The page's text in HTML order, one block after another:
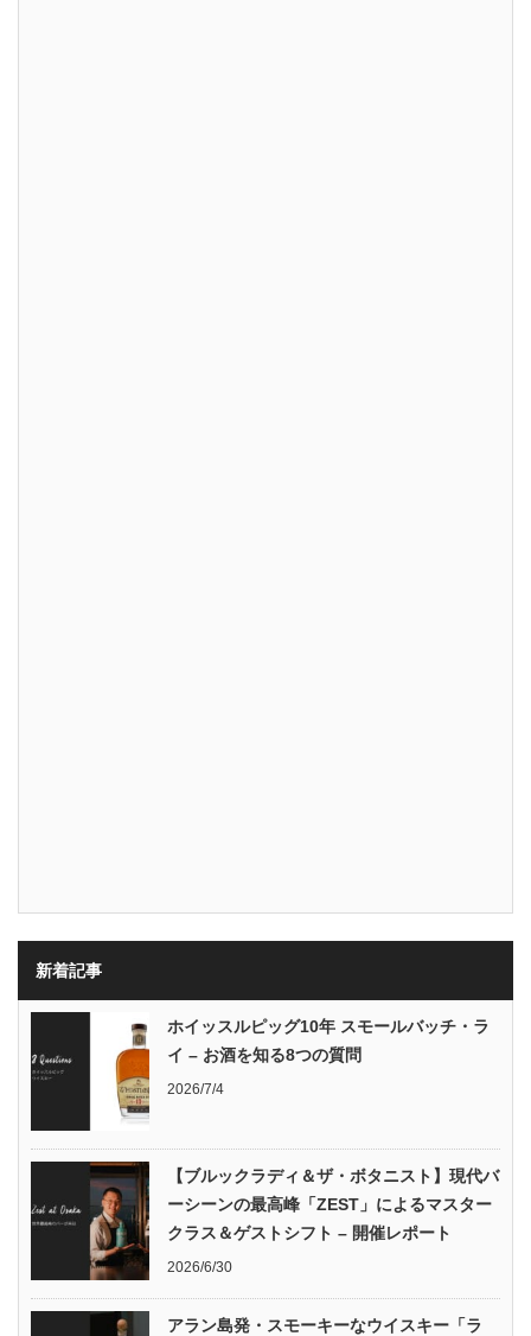
新着記事
ホイッスルピッグ10年 スモールバッチ・ラ
イ – お酒を知る8つの質問
2026/7/4
【ブルックラディ＆ザ・ボタニスト】現代バ
ーシーンの最高峰「ZEST」によるマスター
クラス＆ゲストシフト – 開催レポート
2026/6/30
アラン島発・スモーキーなウイスキー「ラ